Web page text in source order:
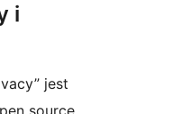
i
jest